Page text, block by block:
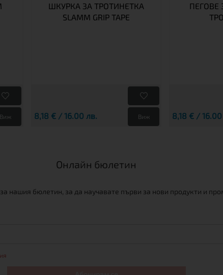
Виж
ШКУРКА ЗА ТРОТИНЕТКА
SLAMM GRIP TAPE
8,18 € / 16.00 лв. Виж
ПЕГОВЕ
8,18 € /
Онлайн бюлетин
нашия бюлетин, за да научавате първи за нови продукти и